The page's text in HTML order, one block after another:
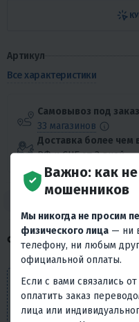
Артикул
Все характеристики
Самовывоз под заказ
33 магазинов
Доставка более чем
РФ и СНГ от 3 дней
О ТОВАРЕ
Внешний вид товара,
характеристики могут
предварительных
Важно: как
мошенников
Мы никогда не просим
физического лица — ни
телефону, ни любым
официальной оплаты.
Если с вами связались
оплатить заказ
лица или